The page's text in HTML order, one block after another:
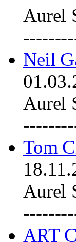
Aurel
Neil
Aurel
Tom
Aurel
ART